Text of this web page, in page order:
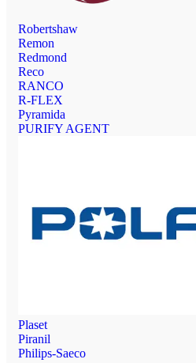
Robertshaw
Remon
Redmond
Reco
RANCO
R-FLEX
Pyramida
PURIFY AGENT
Plaset
Piranil
Philips-Saeco